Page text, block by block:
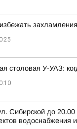
столовая У-УАЗ:
Сибирской до
водоснабжения